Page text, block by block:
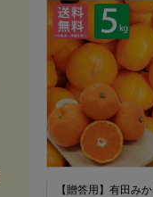
【贈答用】有田み